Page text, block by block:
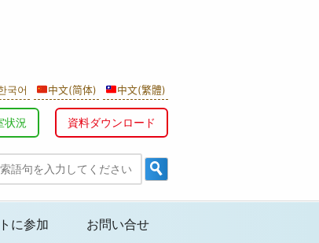
국어 中文(简体) 中文(繁體)
状況 資料ダウンロード
に参加 お問い合せ